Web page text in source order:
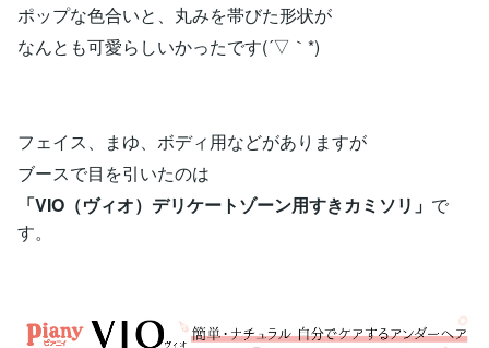
ポップな色合いと、丸みを帯びた形状が
なんとも可愛らしいかったです(´▽｀*)
フェイス、まゆ、ボディ用などがありますが
ブースで目を引いたのは
「VIO（ヴィオ）デリケートゾーン用すきカミソリ」 で
す。